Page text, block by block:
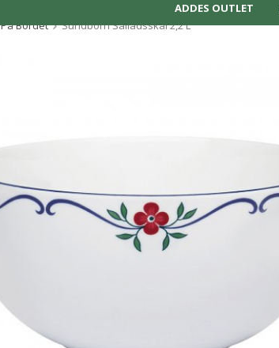
ADDES OUTLET
På Bordet Sundborn Salladsskål 2,2 L